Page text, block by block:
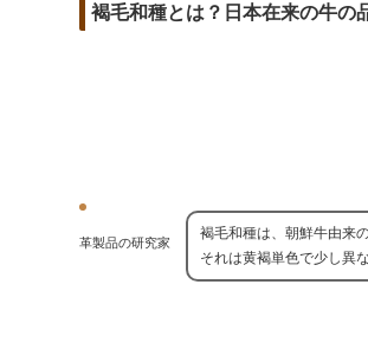
褐毛和種とは？日本在来の牛の
革製品の研究家
褐毛和種は、朝鮮牛由来
それは黄褐単色で少し異な